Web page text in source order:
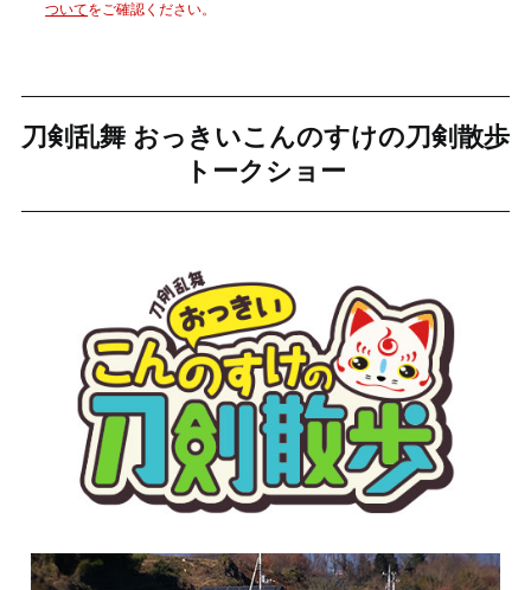
ついてをご確認ください。
刀剣乱舞 おっきいこんのすけの刀剣散歩
トークショー